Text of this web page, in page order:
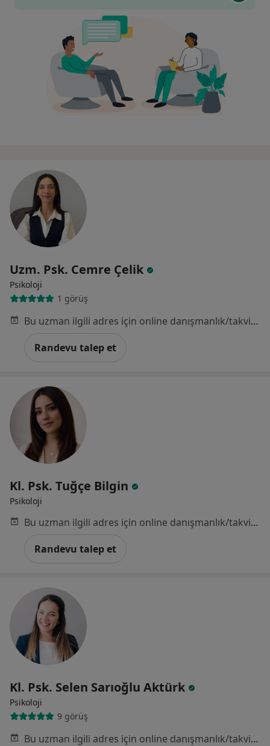
Uzm. Psk. Cemre Çelik
Psikoloji
1 görüş
Bu uzman ilgili adres için online danışmanlık/takvim sunmuyor.
Randevu talep et
Kl. Psk. Tuğçe Bilgin
Psikoloji
Bu uzman ilgili adres için online danışmanlık/takvim sunmuyor.
Randevu talep et
Kl. Psk. Selen Sarıoğlu Aktürk
Psikoloji
9 görüş
Bu uzman ilgili adres için online danışmanlık/takvim sunmuyor.